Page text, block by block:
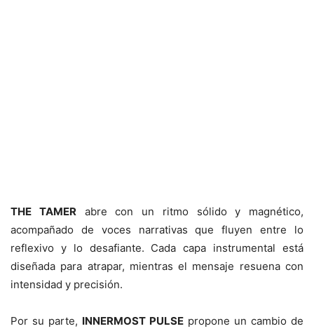
THE TAMERabre con un ritmo sólido y magnético,
acompañado de voces narrativas que fluyen entre lo
reflexivo y lo desafiante. Cada capa instrumental está
diseñada para atrapar, mientras el mensaje resuena con
intensidad y precisión.
Por su parte, INNERMOST PULSE propone un cambio de